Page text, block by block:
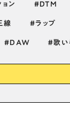
ン DTM
線 ラップ
DAW 歌い